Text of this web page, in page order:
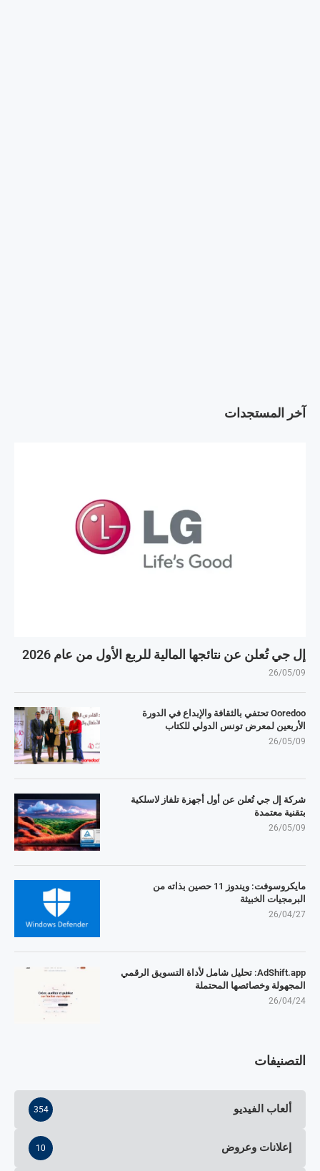
آخر المستجدات
إل جي تُعلن عن نتائجها المالية للربع الأول من عام 2026
26/05/09
Ooredoo تحتفي بالثقافة والإبداع في الدورة
الأربعين لمعرض تونس الدولي للكتاب
26/05/09
شركة إل جي تُعلن عن أول أجهزة تلفاز لاسلكية
بتقنية معتمدة
26/05/09
مايكروسوفت: ويندوز 11 حصين بذاته من
البرمجيات الخبيثة
26/04/27
AdShift.app: تحليل شامل لأداة التسويق الرقمي
المجهولة وخصائصها المحتملة
26/04/24
التصنيفات
ألعاب الفيديو 354
إعلانات وعروض 10